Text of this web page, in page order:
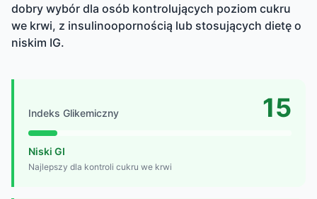
dobry wybór dla osób kontrolujących poziom cukru
we krwi, z insulinoopornością lub stosujących dietę o
niskim IG.
Indeks Glikemiczny 15
Niski GI
Najlepszy dla kontroli cukru we krwi